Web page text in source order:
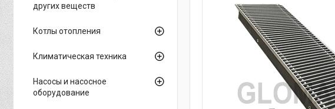
других веществ
Котлы отопления
Климатическая техника
Насосы и насосное
оборудование